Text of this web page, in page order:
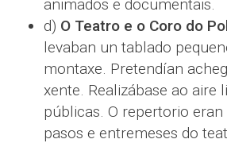
animados e documentais.
d) O Teatro e o Coro do
levaban un tablado
montaxe. Pretendían
xente. Realizábase ao aire
públicas. O repertorio eran
pasos e entremeses do